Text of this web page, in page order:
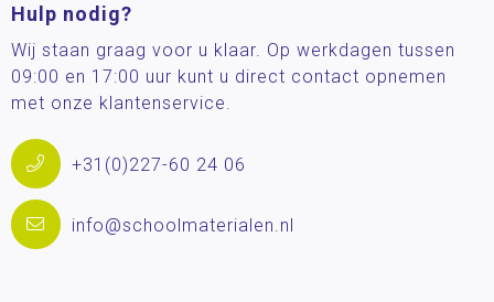
Hulp nodig?
Wij staan graag voor u klaar. Op werkdagen tussen
09:00 en 17:00 uur kunt u direct contact opnemen
met onze klantenservice.
+31(0)227-60 24 06
info@schoolmaterialen.nl